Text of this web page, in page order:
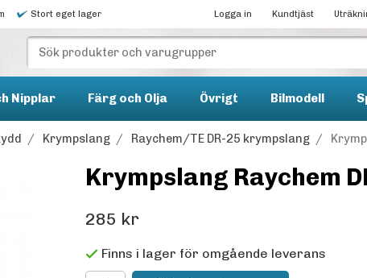
Stort eget lager Logga in Kundtjäst
Nipplar Färg och Olja Övrigt Bilmodell
/ Krympslang / Raychem/TE DR-25 krympslang /
Krympslang Raychem
285 kr
Finns i lager för omgående leverans